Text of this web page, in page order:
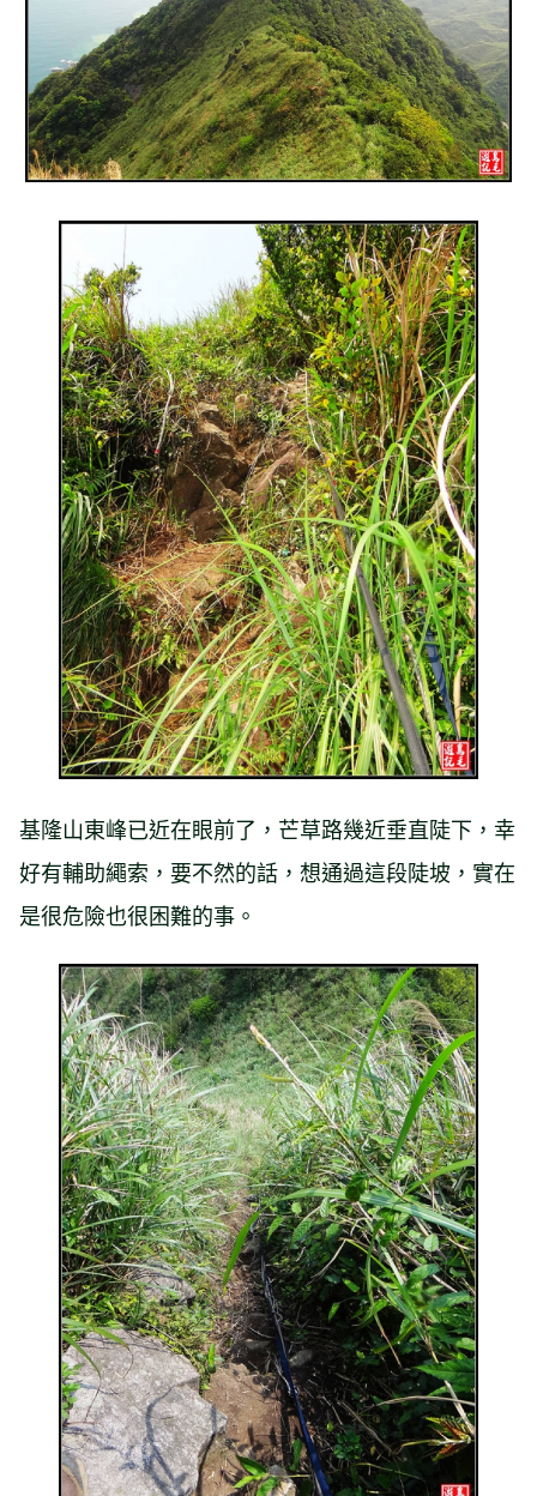
基隆山東峰已近在眼前了，芒草路幾近垂直陡下，幸
好有輔助繩索，要不然的話，想通過這段陡坡，實在
是很危險也很困難的事。